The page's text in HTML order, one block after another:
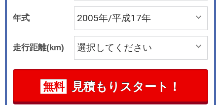
年式
走行距離(km)
無料 見積もりスタート！